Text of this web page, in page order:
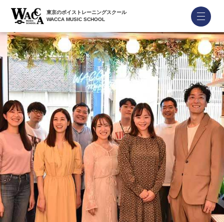
東京のボイストレーニングスクール
WACCA MUSIC SCHOOL